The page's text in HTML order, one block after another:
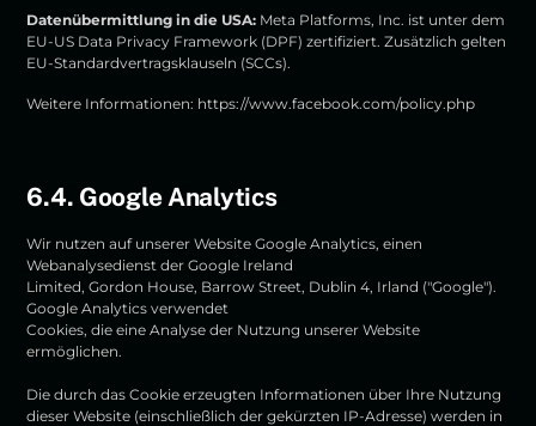
Datenübermittlung in die USA: Meta Platforms, Inc. ist unter dem
EU-US Data Privacy Framework (DPF) zertifiziert. Zusätzlich gelten
EU-Standardvertragsklauseln (SCCs).
Weitere Informationen: https://www.facebook.com/policy.php
6.4. Google Analytics
Wir nutzen auf unserer Website Google Analytics, einen
Webanalysedienst der Google Ireland
Limited, Gordon House, Barrow Street, Dublin 4, Irland ("Google").
Google Analytics verwendet
Cookies, die eine Analyse der Nutzung unserer Website
ermöglichen.
Die durch das Cookie erzeugten Informationen über Ihre Nutzung
dieser Website (einschließlich der gekürzten IP-Adresse) werden in